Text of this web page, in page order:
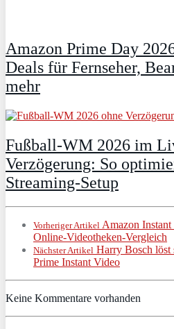
Amazon Prime Day
Deals für Fernseher,
mehr
Fußball-WM 2026 im
Verzögerung: So
Streaming-Setup
Vorheriger Artikel Amazon Instant
Online-Videotheken-Vergleich
Nächster Artikel Harry Bosch löst
Prime Instant Video
Keine Kommentare vorhanden